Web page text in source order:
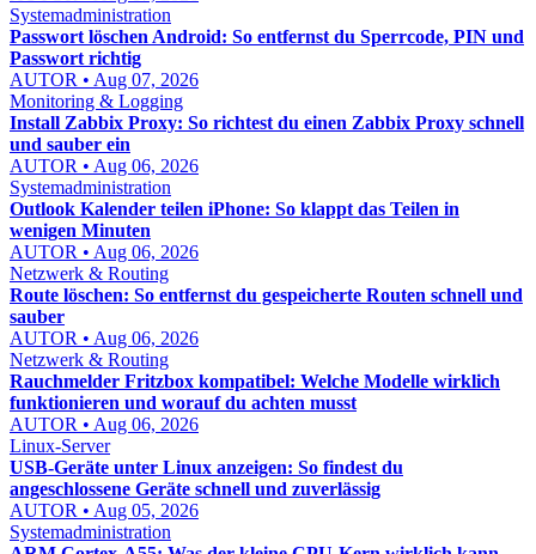
Systemadministration
Passwort löschen Android: So entfernst du Sperrcode, PIN und
Passwort richtig
AUTOR • Aug 07, 2026
Monitoring & Logging
Install Zabbix Proxy: So richtest du einen Zabbix Proxy schnell
und sauber ein
AUTOR • Aug 06, 2026
Systemadministration
Outlook Kalender teilen iPhone: So klappt das Teilen in
wenigen Minuten
AUTOR • Aug 06, 2026
Netzwerk & Routing
Route löschen: So entfernst du gespeicherte Routen schnell und
sauber
AUTOR • Aug 06, 2026
Netzwerk & Routing
Rauchmelder Fritzbox kompatibel: Welche Modelle wirklich
funktionieren und worauf du achten musst
AUTOR • Aug 06, 2026
Linux-Server
USB-Geräte unter Linux anzeigen: So findest du
angeschlossene Geräte schnell und zuverlässig
AUTOR • Aug 05, 2026
Systemadministration